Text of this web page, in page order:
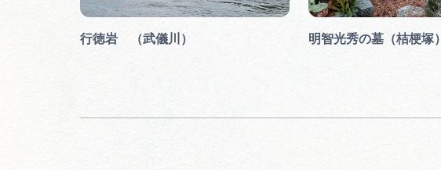
行徳岩 （武儀川） 明智光秀の墓（桔梗塚）